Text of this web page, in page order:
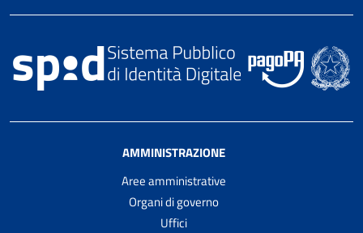
AMMINISTRAZIONE
Aree amministrative
Organi di governo
Uffici